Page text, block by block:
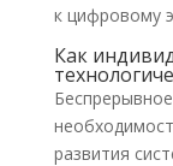
к цифровому
Как
развития